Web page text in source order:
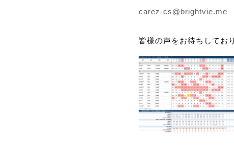
carez-cs@brightvie.me
皆様の声をお待ちしてお